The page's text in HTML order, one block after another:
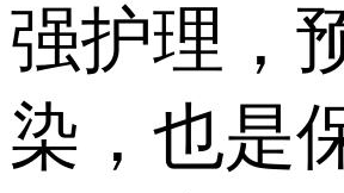
强护理，
染，也是